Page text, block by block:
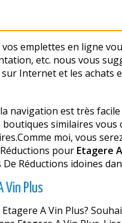
emplettes en ligne
etc. nous vous
Internet et les achats
navigation est très
similaires vous
moi, vous
pour Etagere
Réductions idoines
Vin Plus
A Vin Plus?